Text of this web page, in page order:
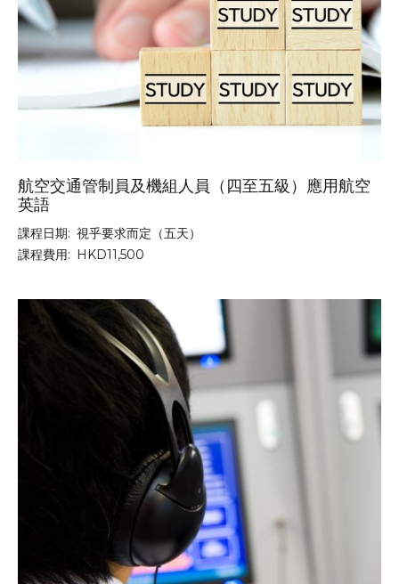
航空交通管制員及機組人員（四至五級）應用航空
英語
課程日期: 視乎要求而定（五天）
課程費用: HKD11,500